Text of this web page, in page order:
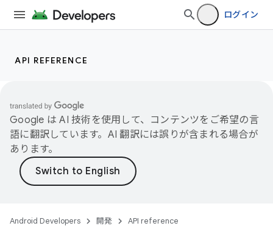
ログイン
API REFERENCE
Google は AI 技術を使用して、コンテンツをご希望の言
語に翻訳しています。AI 翻訳には誤りが含まれる場合が
あります。
Android Developers 開発 API reference